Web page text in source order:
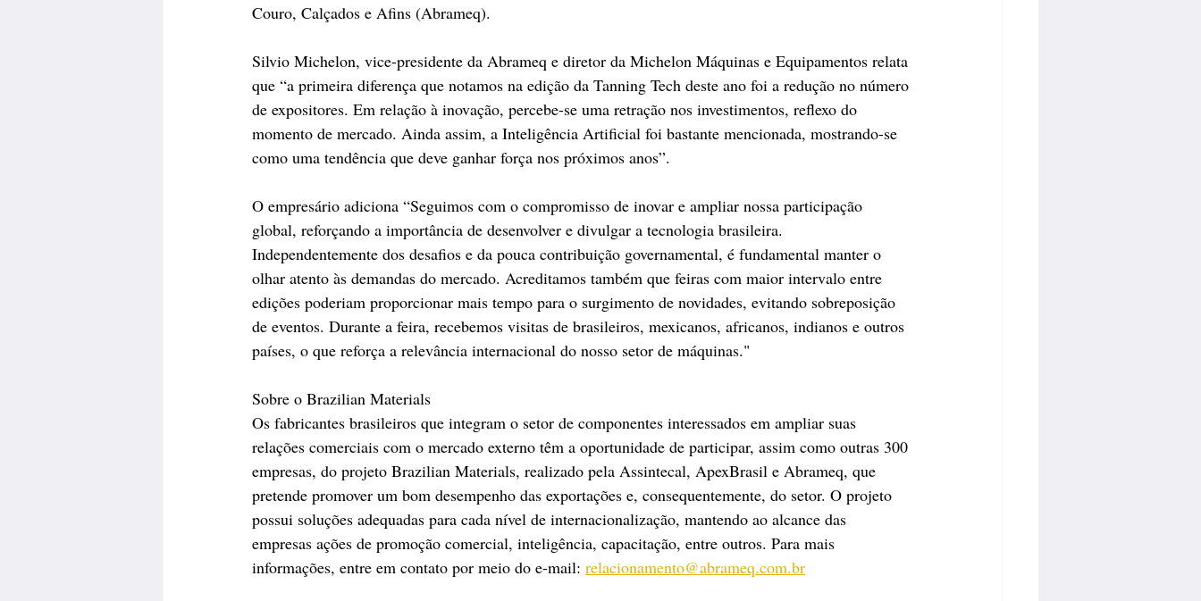
Couro, Calçados e Afins (Abrameq).
Silvio Michelon, vice-presidente da Abrameq e diretor da Michelon Máquinas e Equipamentos relata
que “a primeira diferença que notamos na edição da Tanning Tech deste ano foi a redução no número
de expositores. Em relação à inovação, percebe-se uma retração nos investimentos, reflexo do
momento de mercado. Ainda assim, a Inteligência Artificial foi bastante mencionada, mostrando-se
como uma tendência que deve ganhar força nos próximos anos”.
O empresário adiciona “Seguimos com o compromisso de inovar e ampliar nossa participação
global, reforçando a importância de desenvolver e divulgar a tecnologia brasileira.
Independentemente dos desafios e da pouca contribuição governamental, é fundamental manter o
olhar atento às demandas do mercado. Acreditamos também que feiras com maior intervalo entre
edições poderiam proporcionar mais tempo para o surgimento de novidades, evitando sobreposição
de eventos. Durante a feira, recebemos visitas de brasileiros, mexicanos, africanos, indianos e outros
países, o que reforça a relevância internacional do nosso setor de máquinas."
Sobre o Brazilian Materials
Os fabricantes brasileiros que integram o setor de componentes interessados em ampliar suas
relações comerciais com o mercado externo têm a oportunidade de participar, assim como outras 300
empresas, do projeto Brazilian Materials, realizado pela Assintecal, ApexBrasil e Abrameq, que
pretende promover um bom desempenho das exportações e, consequentemente, do setor. O projeto
possui soluções adequadas para cada nível de internacionalização, mantendo ao alcance das
empresas ações de promoção comercial, inteligência, capacitação, entre outros. Para mais
informações, entre em contato por meio do e-mail: relacionamento@abrameq.com.br